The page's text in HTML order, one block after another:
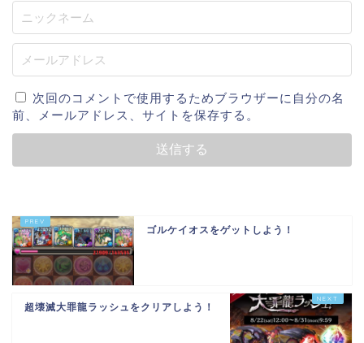
次回のコメントで使用するためブラウザーに自分の名
前、メールアドレス、サイトを保存する。
ゴルケイオスをゲットしよう！
超壊滅大罪龍ラッシュをクリアしよう！